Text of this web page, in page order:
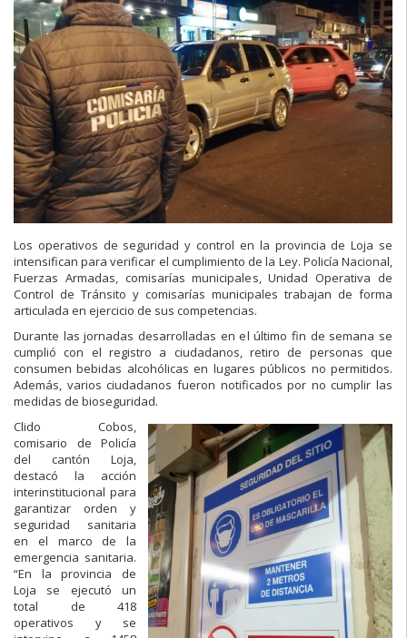
Los operativos de seguridad y control en la provincia de Loja se
intensifican para verificar el cumplimiento de la Ley. Policía Nacional,
Fuerzas Armadas, comisarías municipales, Unidad Operativa de
Control de Tránsito y comisarías municipales trabajan de forma
articulada en ejercicio de sus competencias.
Durante las jornadas desarrolladas en el último fin de semana se
cumplió con el registro a ciudadanos, retiro de personas que
consumen bebidas alcohólicas en lugares públicos no permitidos.
Además, varios ciudadanos fueron notificados por no cumplir las
medidas de bioseguridad.
Clido Cobos,
comisario de Policía
del cantón Loja,
destacó la acción
interinstitucional para
garantizar orden y
seguridad sanitaria
en el marco de la
emergencia sanitaria.
“En la provincia de
Loja se ejecutó un
total de 418
operativos y se